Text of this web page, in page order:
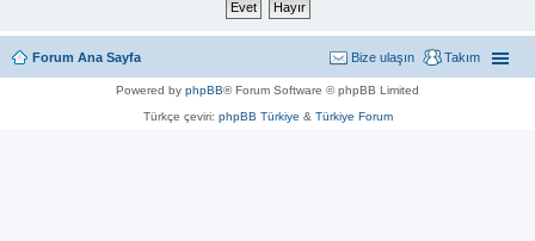
Forum Ana Sayfa Takım
Bize ulaşın
Powered by phpBB® Forum Software © phpBB Limited
Türkçe çeviri: phpBB Türkiye & Türkiye Forum